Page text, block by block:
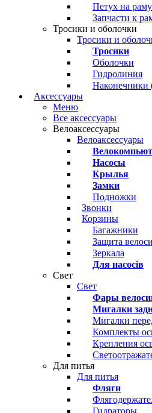
Петух на раму
Запчасти к
Тросики и оболочки
Тросики и
Тросики
Оболочки
Гидролиния
Наконечники
Аксессуары
Меню
Все аксессуары
Велоаксессуары
Велоаксессуары
Насосы
Крылья
Замки
Подножки
Звонки
Корзины
Багажники
Защита
Зеркала
Для насосів
Свет
Свет
Фары
Мигалки
Мигалки
Комплекты
Крепления
Для питья
Для питья
Фляги
Гидраторы